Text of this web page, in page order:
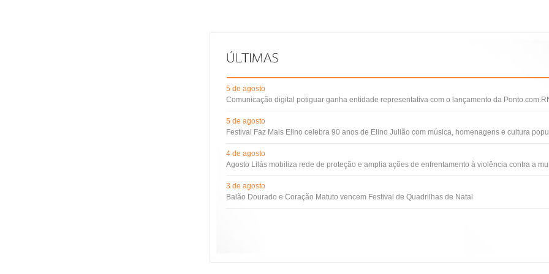
5 de agosto
Comunicação digital potiguar ganha entidade representativa com o lançamento da
5 de agosto
Festival Faz Mais Elino celebra 90 anos de Elino Julião com música, homenagens e cultura
4 de agosto
Agosto Lilás mobiliza rede de proteção e amplia ações de enfrentamento à violência contra a
3 de agosto
Balão Dourado e Coração Matuto vencem Festival de Quadrilhas de Natal